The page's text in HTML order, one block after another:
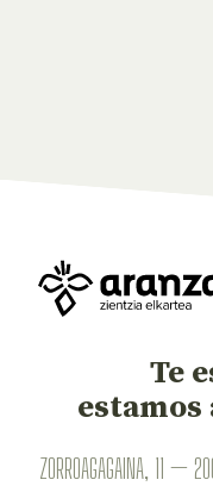
Te
ZORROAGAGAINA, 11 —